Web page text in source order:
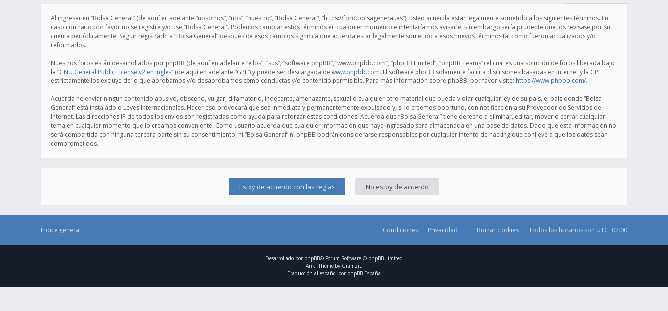
Al ingresar en “Bolsa General” (de aquí en adelante “nosotros”, “nos”, “nuestro”, “Bolsa General”, “https://foro.bolsageneral.es”), usted acuerda estar legalmente sometido a los siguientes términos. En
caso contrario por favor no se registre y/o use “Bolsa General”. Podemos cambiar estos términos en cualquier momento e intentaríamos avisarle, sin embargo sería prudente que los revisase por su
cuenta periódicamente. Seguir registrado a “Bolsa General” después de esos cambios significa que acuerda estar legalmente sometido a esos nuevos términos tal como fueron actualizados y/o
reformados.
Nuestros foros están desarrollados por phpBB (de aquí en adelante “ellos”, “sus”, “software phpBB”, “www.phpbb.com”, “phpBB Limited”, “phpBB Teams”) el cual es una solución de foros liberada bajo
la “GNU General Public License v2 en Ingles” (de aquí en adelante “GPL”) y puede ser descargada de www.phpbb.com. El software phpBB solamente facilita discusiones basadas en Internet y la GPL
estrictamente los excluye de lo que aprobamos y/o desaprobamos como conductas y/o contenido permisible. Para más información sobre phpBB, por favor visite: https://www.phpbb.com/.
Acuerda no enviar ningun contenido abusivo, obsceno, vulgar, difamatorio, indecente, amenazante, sexual o cualquier otro material que pueda violar cualquier ley de su país, el país donde “Bolsa
General” está instalado o Leyes Internacionales. Hacer eso provocará que sea inmediata y permanentemente expulsado y, si lo creemos oportuno, con notificación a su Proveedor de Servicios de
Internet. Las direcciones IP de todos los envíos son registradas como ayuda para reforzar estas condiciones. Acuerda que “Bolsa General” tiene derecho a eliminar, editar, mover o cerrar cualquier
tema en cualquier momento que lo creamos conveniente. Como usuario acuerda que cualquier información que haya ingresado será almacenada en una base de datos. Dado que esta información no
será compartida con ninguna tercera parte sin su consentimiento, ni “Bolsa General” ni phpBB podrán considerarse responsables por cualquier intento de hacking que conlleve a que los datos sean
comprometidos.
Índice general Todos los horarios son UTC+02:00
Borrar cookies
Privacidad
Condiciones
Desarrollado por phpBB® Forum Software © phpBB Limited
Ariki Theme by Gramziu
Traducción al español por phpBB España